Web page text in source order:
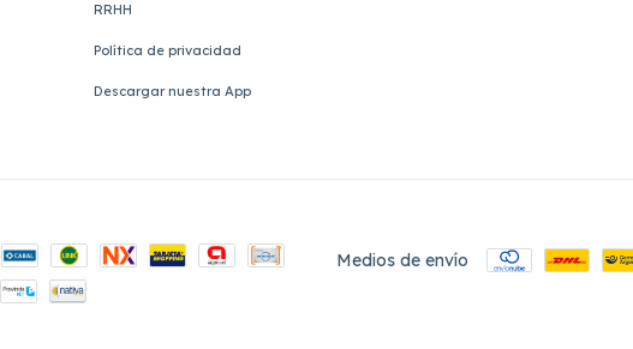
RRHH
Política de privacidad
Descargar nuestra App
Medios de envío